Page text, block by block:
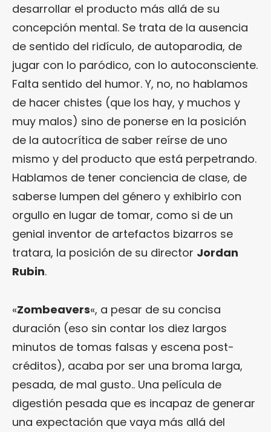
desarrollar el producto más allá de su
concepción mental. Se trata de la ausencia
de sentido del ridículo, de autoparodia, de
jugar con lo paródico, con lo autoconsciente.
Falta sentido del humor. Y, no, no hablamos
de hacer chistes (que los hay, y muchos y
muy malos) sino de ponerse en la posición
de la autocrítica de saber reírse de uno
mismo y del producto que está perpetrando.
Hablamos de tener conciencia de clase, de
saberse lumpen del género y exhibirlo con
orgullo en lugar de tomar, como si de un
genial inventor de artefactos bizarros se
tratara, la posición de su director Jordan
Rubin.
«Zombeavers«, a pesar de su concisa
duración (eso sin contar los diez largos
minutos de tomas falsas y escena post-
créditos), acaba por ser una broma larga,
pesada, de mal gusto.. Una película de
digestión pesada que es incapaz de generar
una expectación que vaya más allá del